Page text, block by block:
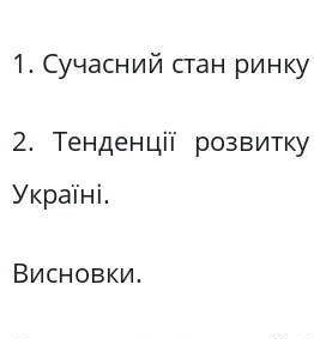
1. Сучасний стан ринку
2. Тенденції
Україні.
Висновки.